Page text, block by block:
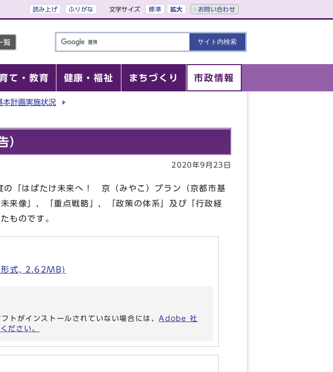
読み上げ ふりがな 文字サイズ 標準 拡大 お問い合わせ
覧
て・教育 健康・福祉 まちづくり 市政情報
本計画実施状況
）
2020年9月23日
「はばたけ未来へ！ 京（みやこ）プラン（京都市基
来像」，「重点戦略」，「政策の体系」及び「行政経
ものです。
形式, 2.62MB)
がインストールされていない場合には、Adobe 社
ださい。